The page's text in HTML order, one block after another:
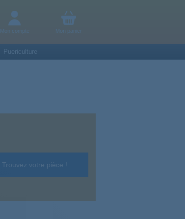
Mon compte Mon panier
Puericulture
Trouvez votre pièce !